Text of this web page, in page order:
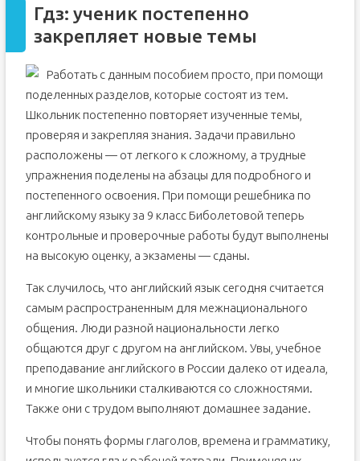
Гдз: ученик постепенно
закрепляет новые темы
Работать с данным пособием просто, при помощи
поделенных разделов, которые состоят из тем.
Школьник постепенно повторяет изученные темы,
проверяя и закрепляя знания. Задачи правильно
расположены — от легкого к сложному, а трудные
упражнения поделены на абзацы для подробного и
постепенного освоения. При помощи решебника по
английскому языку за 9 класс Биболетовой теперь
контрольные и проверочные работы будут выполнены
на высокую оценку, а экзамены — сданы.
Так случилось, что английский язык сегодня считается
самым распространенным для межнационального
общения. Люди разной национальности легко
общаются друг с другом на английском. Увы, учебное
преподавание английского в России далеко от идеала,
и многие школьники сталкиваются со сложностями.
Также они с трудом выполняют домашнее задание.
Чтобы понять формы глаголов, времена и грамматику,